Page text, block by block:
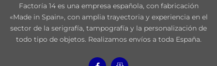
Factoría 14 es una empresa española, con fabricación
«Made in Spain», con amplia trayectoria y experiencia en el
sector de la serigrafía, tampografía y la personalización de
todo tipo de objetos. Realizamos envíos a toda España.